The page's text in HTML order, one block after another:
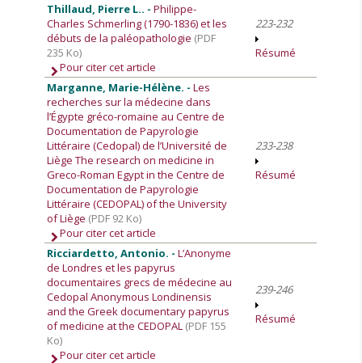
Thillaud, Pierre L.. -Philippe-
Charles Schmerling (1790-1836) et les
débuts de la paléopathologie (PDF
235 Ko)
Pour citer cet article
223-232
Résumé
Marganne, Marie-Hélène. -Les
recherches sur la médecine dans
l’Égypte gréco-romaine au Centre de
Documentation de Papyrologie
Littéraire (Cedopal) de l’Université de
Liège The research on medicine in
Greco-Roman Egypt in the Centre de
Documentation de Papyrologie
Littéraire (CEDOPAL) of the University
of Liège (PDF 92 Ko)
Pour citer cet article
233-238
Résumé
Ricciardetto, Antonio. -L’Anonyme
de Londres et les papyrus
documentaires grecs de médecine au
Cedopal Anonymous Londinensis
and the Greek documentary papyrus
of medicine at the CEDOPAL (PDF 155
Ko)
Pour citer cet article
239-246
Résumé